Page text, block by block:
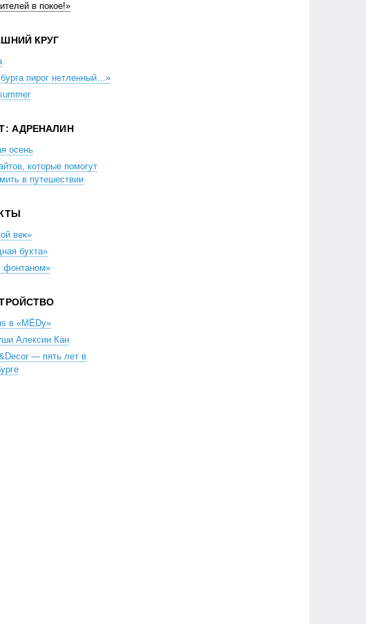
в покое!»
КРУГ
пирог нетленный…»
АДРЕНАЛИН
осень
которые помогут
в путешествии
век»
бухта»
фонтаном»
в «МЁDу»
Алексии Кан
— пять лет в